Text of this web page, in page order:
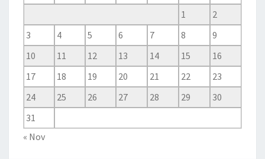
1
2
3
4 5 6 7 8
9
10
11 12 13 14 15
16
17
18 19 20 21 22
23
24
25 26 27 28 29
30
31
« Nov